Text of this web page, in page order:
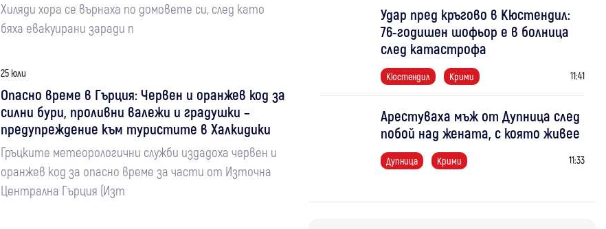
Хиляди хора се върнаха по домовете си, след като
бяха евакуирани заради п
25 юли
Опасно време в Гърция: Червен и оранжев код за
силни бури, проливни валежи и градушки –
предупреждение към туристите в Халкидики
Гръцките метеорологични служби издадоха червен и
оранжев код за опасно време за части от Източна
Централна Гърция (Изт
Удар пред кръгово в Кюстендил:
76-годишен шофьор е в болница
след катастрофа
Кюстендил Крими 11:41
Арестуваха мъж от Дупница след
побой над жената, с която живее
Дупница Крими 11:33